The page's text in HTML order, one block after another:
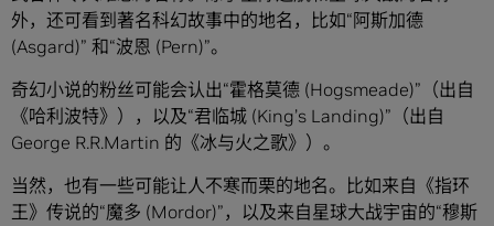
外，还可看到著名科幻故事中的地名，比如“阿斯加德
(Asgard)” 和“波恩 (Pern)”。
奇幻小说的粉丝可能会认出“霍格莫德 (Hogsmeade)”（出自
《哈利波特》），以及“君临城 (King’s Landing)”（出自
George R.R.Martin 的《冰与火之歌》）。
当然，也有一些可能让人不寒而栗的地名。比如来自《指环
王》传说的“魔多 (Mordor)”，以及来自星球大战宇宙的“穆斯